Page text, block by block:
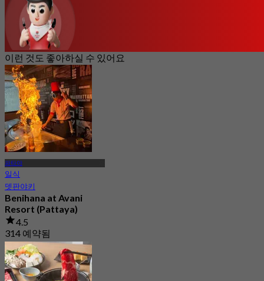
이런 것도 좋아하실 수 있어요
파타야
일식
뎃판야키
Benihana at Avani
Resort (Pattaya)
4.5
314 예약됨
에서฿ 1,890